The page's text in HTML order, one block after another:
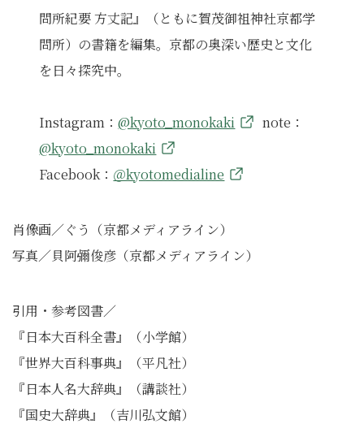
問所紀要 方丈記』（ともに賀茂御祖神社京都学
問所）の書籍を編集。京都の奥深い歴史と文化
を日々探究中。
Instagram：@kyoto_monokaki
note：
@kyoto_monokaki
Facebook： ＠kyotomedialine
肖像画／ぐう（京都メディアライン）
写真／貝阿彌俊彦（京都メディアライン）
引用・参考図書／
『日本大百科全書』（小学館）
『世界大百科事典』（平凡社）
『日本人名大辞典』（講談社）
『国史大辞典』（吉川弘文館）